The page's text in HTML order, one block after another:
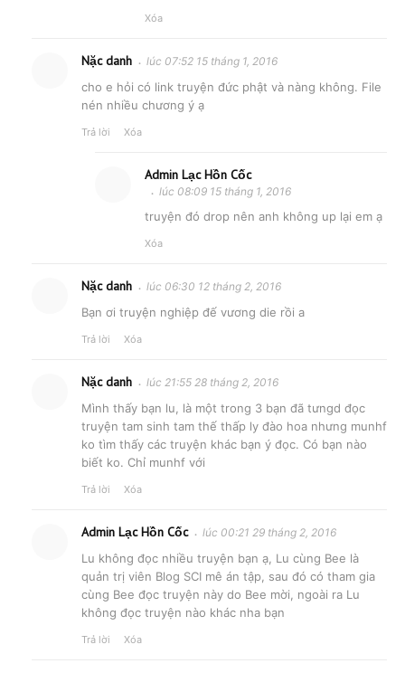
Xóa
Nặc danh lúc 07:52 15 tháng 1, 2016
cho e hỏi có link truyện đức phật và nàng không. File
nén nhiều chương ý ạ
Trả lời Xóa
Admin Lạc Hồn Cốc
lúc 08:09 15 tháng 1, 2016
truyện đó drop nên anh không up lại em ạ
Xóa
Nặc danh lúc 06:30 12 tháng 2, 2016
Bạn ơi truyện nghiệp đế vương die rồi a
Trả lời Xóa
Nặc danh lúc 21:55 28 tháng 2, 2016
Mình thấy bạn lu, là một trong 3 bạn đã tưngd đọc
truyện tam sinh tam thế thấp ly đào hoa nhưng munhf
ko tìm thấy các truyện khác bạn ý đọc. Có bạn nào
biết ko. Chỉ munhf với
Trả lời Xóa
Admin Lạc Hồn Cốc lúc 00:21 29 tháng 2, 2016
Lu không đọc nhiều truyện bạn ạ, Lu cùng Bee là
quản trị viên Blog SCI mê án tập, sau đó có tham gia
cùng Bee đọc truyện này do Bee mời, ngoài ra Lu
không đọc truyện nào khác nha bạn
Trả lời Xóa